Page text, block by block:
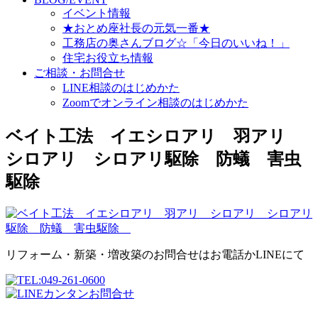
イベント情報
★おとめ座社長の元気一番★
工務店の奥さんブログ☆「今日のいいね！」
住宅お役立ち情報
ご相談・お問合せ
LINE相談のはじめかた
Zoomでオンライン相談のはじめかた
ベイト工法 イエシロアリ 羽アリ
シロアリ シロアリ駆除 防蟻 害虫
駆除
リフォーム・新築・増改築のお問合せはお電話かLINEにて